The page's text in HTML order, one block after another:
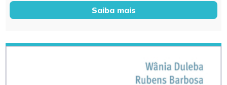
Saiba mais